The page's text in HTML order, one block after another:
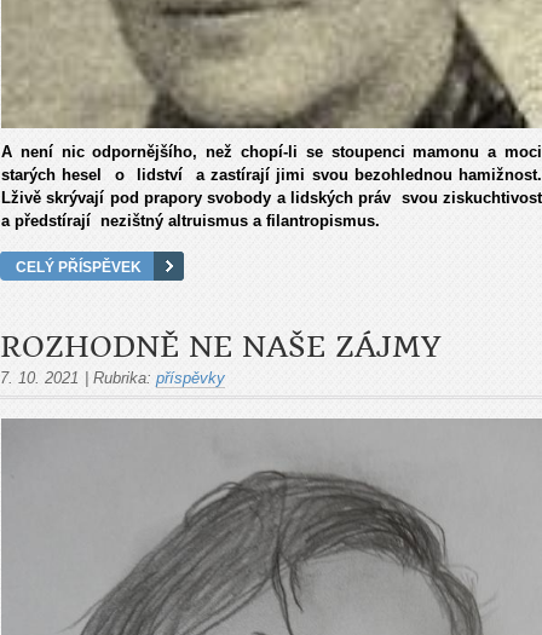
A není nic odpornějšího, než chopí-li se stoupenci mamonu a moci
starých hesel o lidství a zastírají jimi svou bezohlednou hamižnost.
Lživě skrývají pod prapory svobody a lidských práv svou ziskuchtivost
a předstírají nezištný altruismus a filantropismus.
CELÝ PŘÍSPĚVEK
ROZHODNĚ NE NAŠE ZÁJMY
7. 10. 2021 Rubrika: příspěvky